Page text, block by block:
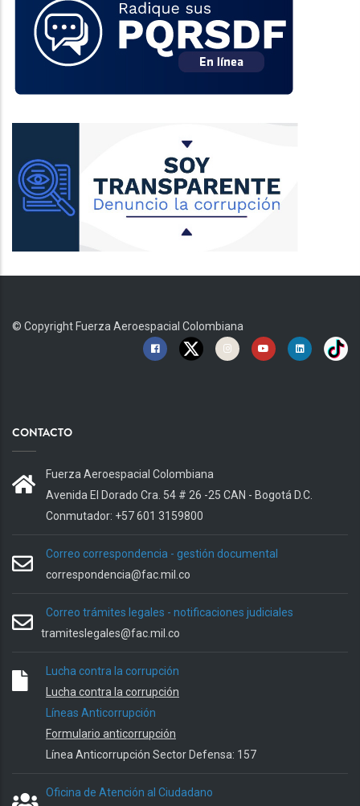
© Copyright Fuerza Aeroespacial Colombiana
CONTACTO
Fuerza Aeroespacial Colombiana
Avenida El Dorado Cra. 54 # 26 -25 CAN - Bogotá D.C.
Conmutador: +57 601 3159800
Correo correspondencia - gestión documental
correspondencia@fac.mil.co
Correo trámites legales - notificaciones judiciales
tramiteslegales@fac.mil.co
Lucha contra la corrupción
Lucha contra la corrupción
Líneas Anticorrupción
Formulario anticorrupción
Línea Anticorrupción Sector Defensa: 157
Oficina de Atención al Ciudadano